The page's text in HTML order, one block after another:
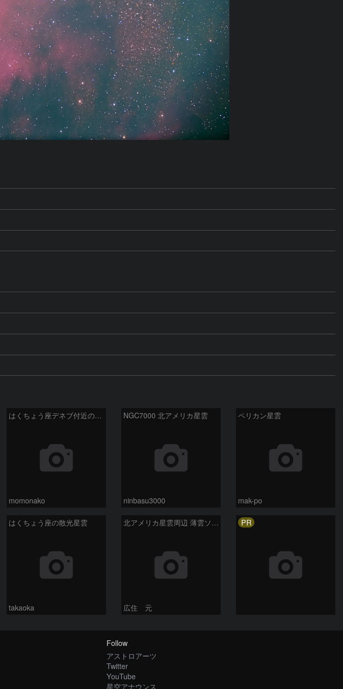
はくちょう座デネブ付近の空域 260720
momonako
NGC7000 北アメリカ星雲
ninbasu3000
ペリカン星雲
mak-po
はくちょう座の散光星雲
takaoka
北アメリカ星雲周辺 薄雲ソフトフィルター
広住 元
PR
Follow
アストロアーツ
Twitter
YouTube
星空アナウンス